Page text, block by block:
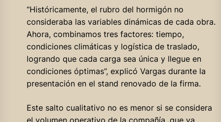
“Históricamente, el rubro del hormigón no
consideraba las variables dinámicas de cada obra.
Ahora, combinamos tres factores: tiempo,
condiciones climáticas y logística de traslado,
logrando que cada carga sea única y llegue en
condiciones óptimas”, explicó Vargas durante la
presentación en el stand renovado de la firma.
Este salto cualitativo no es menor si se considera
el volumen operativo de la compañía, que ya